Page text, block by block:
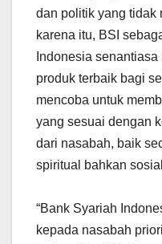
dan politik yang tidak
karena itu, BSI
Indonesia
produk terbaik bagi
mencoba untuk
yang sesuai dengan
dari nasabah, baik
spiritual bahkan
“Bank Syariah
kepada nasabah